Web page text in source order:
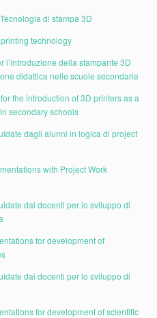
di stampa 3D
technology
l’introduzione della stampante 3D
didattica nelle scuole secondarie
the introduction of 3D printers as a
secondary schools
dagli alunni in logica di project
with Project Work
dai docenti per lo sviluppo di
for development of
dai docenti per lo sviluppo di
for development of scientific